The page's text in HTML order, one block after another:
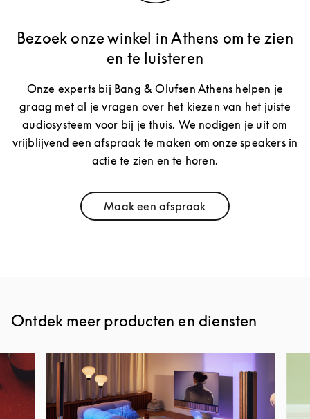
Bezoek onze winkel in Athens om te zien
en te luisteren
Onze experts bij Bang & Olufsen Athens helpen je
graag met al je vragen over het kiezen van het juiste
audiosysteem voor bij je thuis. We nodigen je uit om
vrijblijvend een afspraak te maken om onze speakers in
actie te zien en te horen.
Maak een afspraakLink Opens in New Tab
Ontdek meer producten en diensten